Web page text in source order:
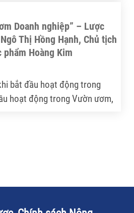
các viện nghiên cứu chất
Việt Nam xứng đáng đã có;
giải pháp và công việc nên
cải thiện chất lượng đào tạo
ở Việt Nam.
Doanh nghiệp” – Lược
Thị Hồng Hạnh, Chủ tịch
phẩm Hoàng Kim
bắt đầu hoạt động trong
hoạt động trong Vườn ươm,